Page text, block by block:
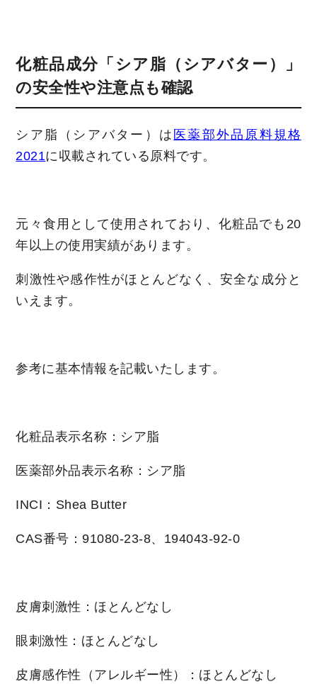
化粧品成分「シア脂（シアバター）」
の安全性や注意点も確認
シア脂（シアバター）は 医薬部外品原料規格
2021に収載されている原料です。
元々食用として使用されており、化粧品でも20
年以上の使用実績があります。
刺激性や感作性がほとんどなく、安全な成分と
いえます。
参考に基本情報を記載いたします。
化粧品表示名称：シア脂
医薬部外品表示名称：シア脂
INCI：Shea Butter
CAS番号：91080-23-8、194043-92-0
皮膚刺激性：ほとんどなし
眼刺激性：ほとんどなし
皮膚感作性（アレルギー性）：ほとんどなし